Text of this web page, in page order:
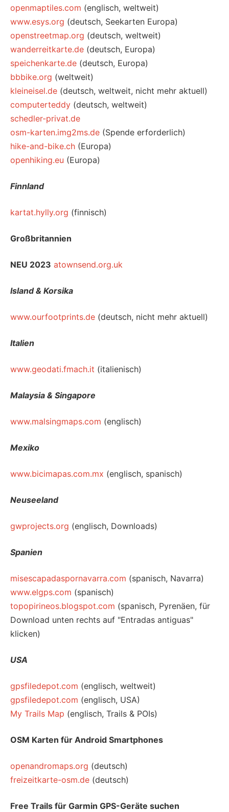
openmaptiles.com (englisch, weltweit)
www.esys.org (deutsch, Seekarten Europa)
openstreetmap.org (deutsch, weltweit)
wanderreitkarte.de (deutsch, Europa)
speichenkarte.de (deutsch, Europa)
bbbike.org (weltweit)
kleineisel.de (deutsch, weltweit, nicht mehr aktuell)
computerteddy (deutsch, weltweit)
schedler-privat.de
osm-karten.img2ms.de (Spende erforderlich)
hike-and-bike.ch (Europa)
openhiking.eu (Europa)
Finnland
kartat.hylly.org (finnisch)
Großbritannien
NEU 2023 atownsend.org.uk
Island & Korsika
www.ourfootprints.de (deutsch, nicht mehr aktuell)
Italien
www.geodati.fmach.it (italienisch)
Malaysia & Singapore
www.malsingmaps.com (englisch)
Mexiko
www.bicimapas.com.mx (englisch, spanisch)
Neuseeland
gwprojects.org (englisch, Downloads)
Spanien
misescapadaspornavarra.com (spanisch, Navarra)
www.elgps.com (spanisch)
topopirineos.blogspot.com (spanisch, Pyrenäen, für
Download unten rechts auf "Entradas antiguas"
klicken)
USA
gpsfiledepot.com (englisch, weltweit)
gpsfiledepot.com (englisch, USA)
My Trails Map (englisch, Trails & POIs)
OSM Karten für Android Smartphones
openandromaps.org (deutsch)
freizeitkarte-osm.de (deutsch)
Free Trails für Garmin GPS-Geräte suchen